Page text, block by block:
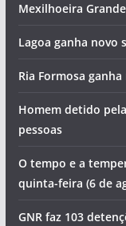
Mexilhoeira Grande
Lagoa ganha novo
Ria Formosa
Homem detido
pessoas
O tempo e a
quinta-feira (6 de
GNR faz 103